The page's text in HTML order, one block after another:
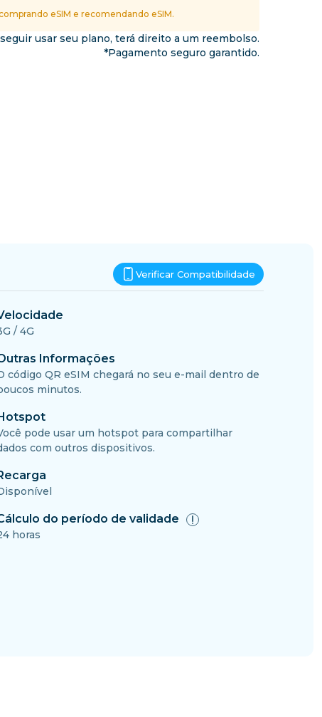
eSIM e recomendando eSIM.
usar seu plano, terá direito a um reembolso.
*Pagamento seguro garantido.
Verificar Compatibilidade
/ 4G
Informações
código QR eSIM chegará no seu e-mail dentro de
minutos.
pode usar um hotspot para compartilhar
com outros dispositivos.
do período de validade
horas